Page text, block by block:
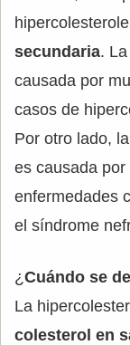
secundaria.
causada por
casos de
Por otro lado,
es causada
enfermedades
el síndrome
¿Cuándo se
La
colesterol en